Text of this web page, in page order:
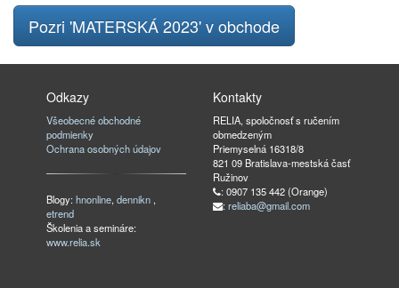
Pozri 'MATERSKÁ 2023' v obchode
Odkazy
Všeobecné obchodné
podmienky
Ochrana osobných údajov
Blogy:hnonline,dennikn ,
etrend
Školenia a semináre:
www.relia.sk
Kontakty
RELIA, spoločnosť s ručením
obmedzeným
Priemyselná 16318/8
821 09 Bratislava-mestská časť
Ružinov
: 0907 135 442 (Orange)
: reliaba@gmail.com